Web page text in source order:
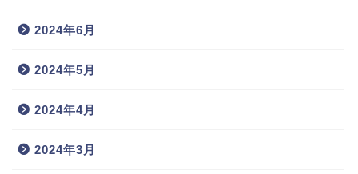
2024年6月
2024年5月
2024年4月
2024年3月